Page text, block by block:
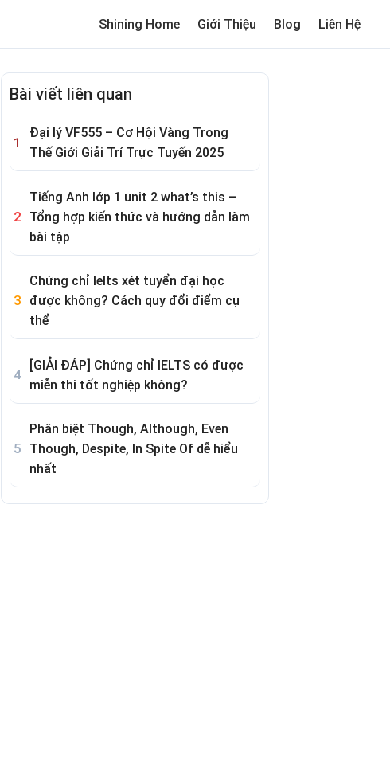
Shining Home Giới Thiệu Blog Liên Hệ
MemeReview trường cho bé
Bài viết liên quan
Đại lý VF555 – Cơ Hội Vàng Trong
Thế Giới Giải Trí Trực Tuyến 2025
Tiếng Anh lớp 1 unit 2 what’s this –
Tổng hợp kiến thức và hướng dẫn làm
bài tập
Chứng chỉ Ielts xét tuyển đại học
được không? Cách quy đổi điểm cụ
thể
[GIẢI ĐÁP] Chứng chỉ IELTS có được
miễn thi tốt nghiệp không?
Phân biệt Though, Although, Even
Though, Despite, In Spite Of dễ hiểu
nhất